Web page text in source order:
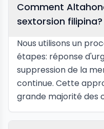
Comment
sextorsion filipina?
Nous utilisons un
étapes: réponse
suppression de la
continue. Cette
grande majorité des